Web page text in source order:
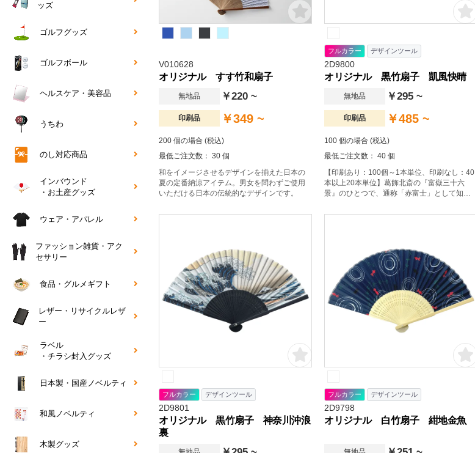
V010628
オリジナル すす竹和扇子
無地品 ￥220 ~
印刷品 ￥349 ~
200 個の場合 (税込)
最低ご注文数： 30 個
和をイメージさせるデザインを揃えた日本の
夏の定番納涼アイテム。男女を問わずご使用
いただける日本の伝統的なデザインです。
フルカラー デザインツール
2D9800
オリジナル 黒竹扇子 凱風快晴
無地品 ￥295 ~
印刷品 ￥485 ~
100 個の場合 (税込)
最低ご注文数： 40 個
【印刷あり：100個～1本単位、印刷なし：40
本以上20本単位】葛飾北斎の『富嶽三十六
景』のひとつで、通称「赤富士」として知ら
にも人気の高い、おすすめの絵柄です。
フルカラー デザインツール
2D9801
オリジナル 黒竹扇子 神奈川沖浪
裏
フルカラー デザインツール
2D9798
オリジナル 白竹扇子 紺地金魚
ッズ
ゴルフグッズ
ゴルフボール
ヘルスケア・美容品
うちわ
のし対応商品
インバウンド
・お土産グッズ
ウェア・アパレル
ファッション雑貨・アク
セサリー
食品・グルメギフト
レザー・リサイクルレザ
ー
ラベル
・チラシ封入グッズ
日本製・国産ノベルティ
和風ノベルティ
木製グッズ